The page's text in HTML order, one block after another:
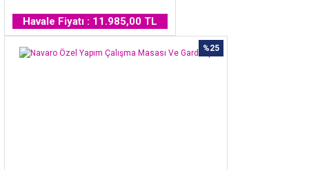
Havale Fiyatı : 11.985,00 TL
%25